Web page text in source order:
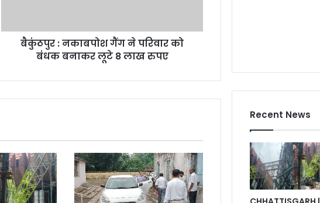
बनाकर
रुपए
बैकुंठपुर : नकाबपोश गैंग ने परिवार को
बंधक बनाकर लूटे 8 लाख रुपए
Recent News